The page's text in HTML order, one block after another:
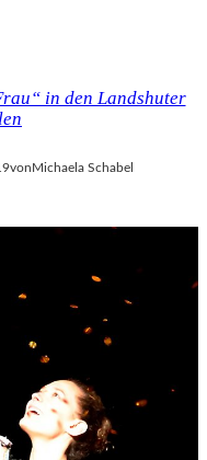
in den Landshuter
vonMichaela Schabel